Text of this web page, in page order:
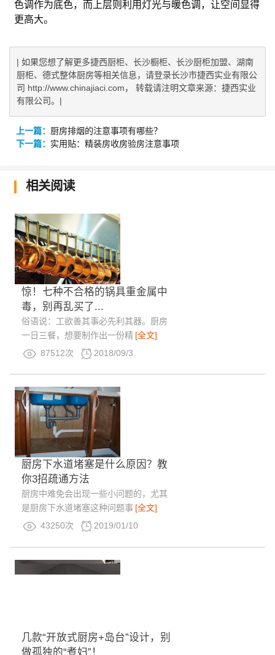
色调作为底色，而上层则利用灯光与暖色调，让空间显得
更高大。
| 如果您想了解更多捷西厨柜、长沙橱柜、长沙厨柜加盟、湖南
厨柜、德式整体厨房等相关信息，请登录长沙市捷西实业有限公
司 http://www.chinajiaci.com， 转载请注明文章来源：捷西实业
有限公司。|
上一篇： 厨房排烟的注意事项有哪些？
下一篇： 实用贴：精装房收房验房注意事项
相关阅读
惊！七种不合格的锅具重金属中
毒，别再乱买了...
俗语说：工欲善其事必先利其器。厨房
一日三餐，想要制作出一份精 [全文]
87512次
2018/09/3
厨房下水道堵塞是什么原因？教
你3招疏通方法
厨房中难免会出现一些小问题的，尤其
是厨房下水道堵塞这种问题事 [全文]
43250次
2019/01/10
几款“开放式厨房+岛台”设计，别
做孤独的“煮妇”！